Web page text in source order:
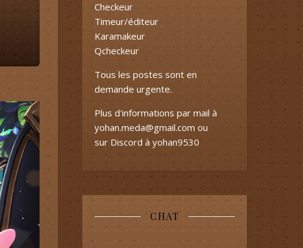
Checkeur
Timeur/éditeur
Karamakeur
Qcheckeur
Tous les postes sont en
demande urgente.
Plus d'informations par mail à
yohan.meda@gmail.com ou
sur Discord à yohan9530
CHAT